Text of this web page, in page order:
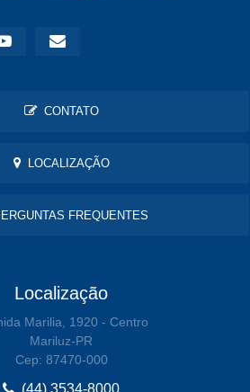
CONTATO
LOCALIZAÇÃO
FREQUENTES
Localização
Marilia, 1920 - Centro
Mariluz-PR
Cep: 87470-000